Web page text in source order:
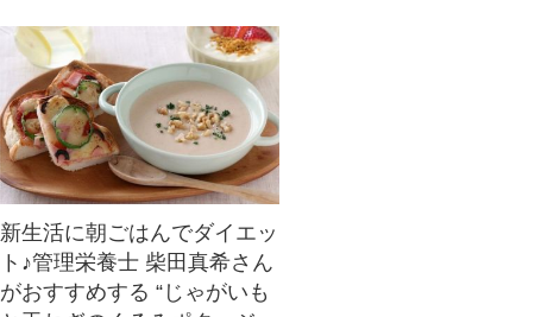
新生活に朝ごはんでダイエッ
ト♪管理栄養士 柴田真希さん
がおすすめする “じゃがいも